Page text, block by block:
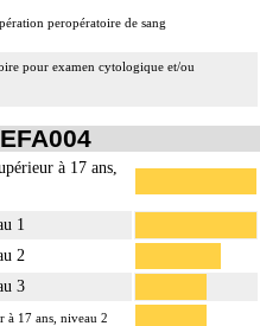
peropératoire de sang
pour examen cytologique et/ou
à 17 ans,
1
2
3
à 17 ans, niveau 2